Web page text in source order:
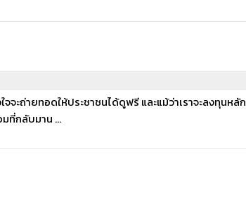
จะถ่ายทอดให้ประชาชนได้ดูฟรี และแม้ว่าเราจะลงทุนหลัก
ที่กลับมาน ...